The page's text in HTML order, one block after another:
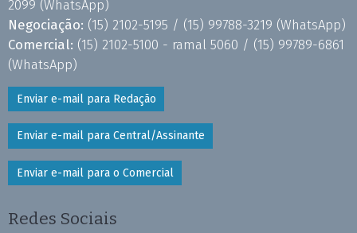
2099 (WhatsApp)
Negociação: (15) 2102-5195 / (15) 99788-3219 (WhatsApp)
Comercial: (15) 2102-5100 - ramal 5060 / (15) 99789-6861
(WhatsApp)
Enviar e-mail para Redação
Enviar e-mail para Central/Assinante
Enviar e-mail para o Comercial
Redes Sociais